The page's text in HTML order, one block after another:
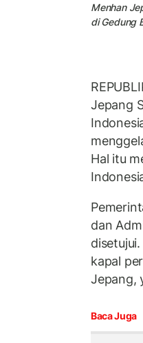
Menhan
di Gedung
Jepang
Hal itu
dan
disetujui.
kapal
Jepang,
Baca Juga